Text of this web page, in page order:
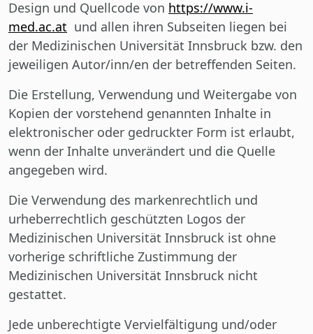
Design und Quellcode von https://www.i-
med.ac.at und allen ihren Subseiten liegen bei
der Medizinischen Universität Innsbruck bzw. den
jeweiligen Autor/inn/en der betreffenden Seiten.
Die Erstellung, Verwendung und Weitergabe von
Kopien der vorstehend genannten Inhalte in
elektronischer oder gedruckter Form ist erlaubt,
wenn der Inhalte unverändert und die Quelle
angegeben wird.
Die Verwendung des markenrechtlich und
urheberrechtlich geschützten Logos der
Medizinischen Universität Innsbruck ist ohne
vorherige schriftliche Zustimmung der
Medizinischen Universität Innsbruck nicht
gestattet.
Jede unberechtigte Vervielfältigung und/oder